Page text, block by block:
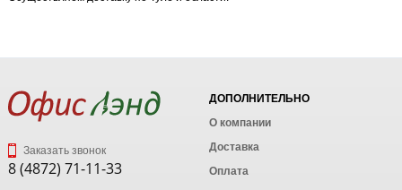
Заказать звонок
8 (4872) 71-11-33
ДОПОЛНИТЕЛЬНО
О компании
Доставка
Оплата